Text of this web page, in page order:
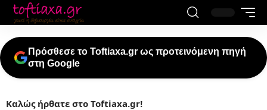
Πρόσθεσε το Toftiaxa.gr ως προτεινόμενη πηγή
στη Google
Καλώς ήρθατε στο Toftiaxa.gr!